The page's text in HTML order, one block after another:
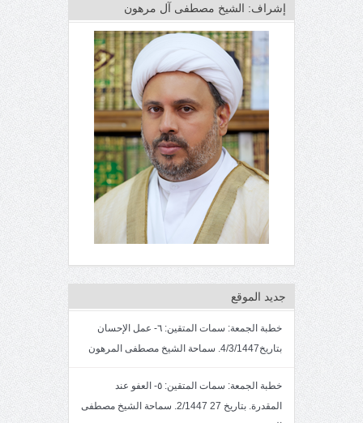
إشراف: الشيخ مصطفى آل مرهون
جديد الموقع
خطبة الجمعة: سمات المتقين: ٦- عمل الإحسان
بتاريخ4/3/1447. سماحة الشيخ مصطفى المرهون
خطبة الجمعة: سمات المتقين: ٥- العفو عند
المقدرة. بتاريخ 27 2/1447. سماحة الشيخ مصطفى